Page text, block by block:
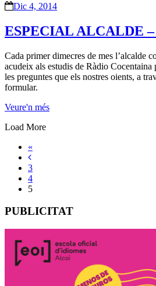
Dic 4, 2014
ESPECIAL ALCALDE –
Cada primer dimecres de mes l’alcalde
acudeix als estudis de Ràdio Cocentaina
les preguntes que els nostres oients, a
formular.
Veure'n més
Load More
«
3
4
5
PUBLICITAT